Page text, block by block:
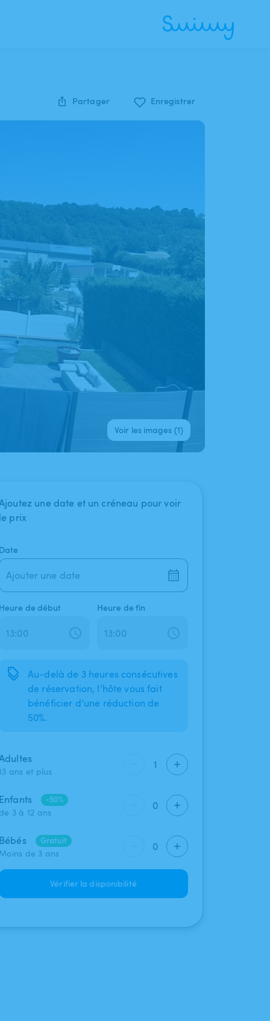
Partager Enregistrer
Voir les images (1)
une date et un créneau pour voir
prix
Ajouter une date
de début Heure de fin
Au-delà de 3 heures consécutives
de réservation, l’hôte vous fait
bénéficier d’une réduction de
50%.
ans et plus
1
-50%
3 à 12 ans
0
Gratuit
de 3 ans
0
Vérifier la disponibilité